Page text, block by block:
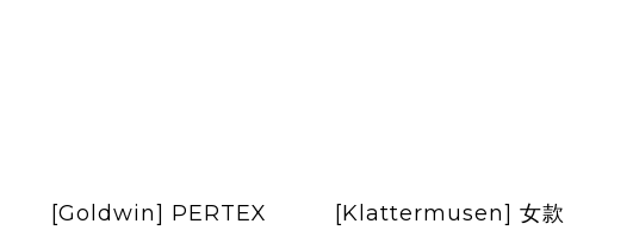
[Goldwin] PERTEX
[Klattermusen] 女款